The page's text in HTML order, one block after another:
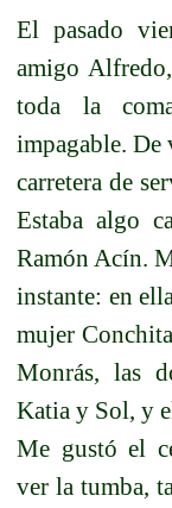
El pasado
amigo
toda la
impagable. De
carretera de
Estaba algo
Ramón Acín.
instante: en
mujer
Monrás, las
Katia y Sol, y
Me gustó el
ver la tumba,